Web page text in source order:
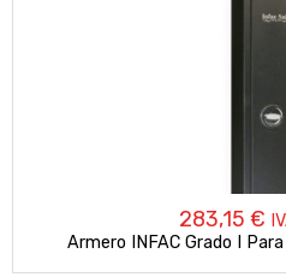
283,15 €
Armero INFAC Grado I